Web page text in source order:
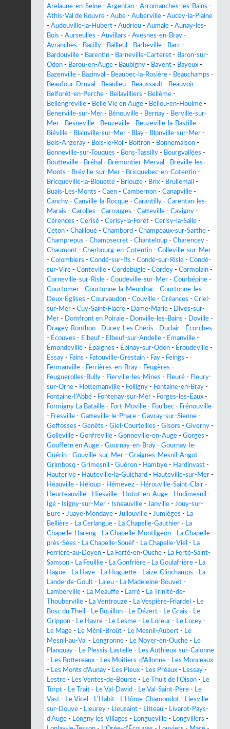
Arelaune-en-Seine - Argentan - Arromanches-les-Bains -
Athis-Val de Rouvre - Aube - Auberville - Aucey-la-Plaine
- Audouville-la-Hubert - Audrieu - Aumale - Aunay-les-
Bois - Aurseulles - Auvillars - Avesnes-en-Bray -
Avranches - Bacilly - Bailleul - Barbeville - Barc -
Bardouville - Barentin - Barneville-Carteret - Baron-sur-
Odon - Barou-en-Auge - Baubigny - Bavent - Bayeux -
Bazenville - Bazinval - Beaubec-la-Rosière - Beauchamps -
Beaufour-Druval - Beaulieu - Beaussault - Beauvoir -
Belforêt-en-Perche - Bellavilliers - Bellême -
Bellengreville - Belle Vie en Auge - Bellou-en-Houlme -
Benerville-sur-Mer - Bénouville - Bernay - Berville-sur-
Mer - Besneville - Beuzeville - Beuzeville-la-Bastille -
Biéville - Blainville-sur-Mer - Blay - Blonville-sur-Mer -
Bois-Anzeray - Bois-le-Roi - Boitron - Bonnemaison -
Bonneville-sur-Touques - Bons-Tassilly - Bourgvallées -
Boutteville - Bréhal - Brémontier-Merval - Bréville-les-
Monts - Bréville-sur-Mer - Bricquebec-en-Cotentin -
Bricqueville-la-Blouette - Briouze - Brix - Brullemail -
Buais-Les-Monts - Caen - Cambernon - Canapville -
Canchy - Canville-la-Rocque - Carantilly - Carentan-les-
Marais - Carolles - Carrouges - Catteville - Cavigny -
Cérences - Cerisé - Cerisy-la-Forêt - Cerisy-la-Salle -
Ceton - Chailloué - Chambord - Champeaux-sur-Sarthe -
Champrepus - Champsecret - Chanteloup - Charencey -
Chaumont - Cherbourg-en-Cotentin - Colleville-sur-Mer
- Colombiers - Condé-sur-Ifs - Condé-sur-Risle - Condé-
sur-Vire - Conteville - Cordebugle - Cordey - Cormolain -
Corneville-sur-Risle - Coudeville-sur-Mer - Courbépine -
Courtomer - Courtonne-la-Meurdrac - Courtonne-les-
Deux-Églises - Courvaudon - Couville - Créances - Criel-
sur-Mer - Cuy-Saint-Fiacre - Dame-Marie -
Dives-sur-
Mer - Domfront en Poiraie - Donville-les-Bains - Doville -
Dragey-Ronthon - Ducey-Les Chéris - Duclair - Écorches
- Écouves - Elbeuf - Elbeuf-sur-Andelle - Émanville -
Émondeville - Épaignes - Épinay-sur-Odon - Éroudeville -
Essay - Fains - Fatouville-Grestain - Fay - Feings -
Fermanville - Ferrières-en-Bray - Feugères -
Feuguerolles-Bully - Fierville-les-Mines - Fleuré - Fleury-
sur-Orne - Flottemanville - Folligny - Fontaine-en-Bray -
Fontaine-l'Abbé - Fontenay-sur-Mer - Forges-les-Eaux -
Formigny La Bataille - Fort-Moville - Foulbec - Frénouville
- Fresville - Gatteville-le-Phare - Gavray-sur-Sienne -
Geffosses - Genêts - Giel-Courteilles - Gisors - Giverny -
Golleville - Gonfreville - Gonneville-en-Auge - Gorges -
Gouffern en Auge - Gournay-en-Bray - Gournay-le-
Guérin - Gouville-sur-Mer - Graignes-Mesnil-Angot -
Grimbosq - Grimesnil - Guéron - Hambye - Hardinvast -
Hauterive - Hauteville-la-Guichard - Hauteville-sur-Mer -
Héauville - Héloup - Hémevez - Hérouville-Saint-Clair -
Heurteauville - Hiesville - Hotot-en-Auge - Hudimesnil -
Igé - Isigny-sur-Mer - Isneauville - Janville - Jouy-sur-
Eure - Juaye-Mondaye - Jullouville - Jumièges - La
Bellière - La Cerlangue - La Chapelle-Gauthier - La
Chapelle-Hareng - La Chapelle-Montligeon - La Chapelle-
près-Sées - La Chapelle-Souëf - La Chapelle-Viel - La
Ferrière-au-Doyen - La Ferté-en-Ouche - La Ferté-Saint-
Samson - La Feuillie - La Gonfrière - La Goulafrière - La
Hague - La Haye - La Hoguette - Laize-Clinchamps - La
Lande-de-Goult - Laleu - La Madeleine-Bouvet -
Lamberville - La Meauffe - Larré - La Trinité-de-
Thouberville - La Ventrouze - La Vespière-Friardel - Le
Bosc du Theil - Le Bouillon - Le Dézert - Le Grais - Le
Grippon - Le Havre - Le Lesme - Le Loreur - Le Lorey -
Le Mage - Le Ménil-Broût - Le Mesnil-Aubert - Le
Mesnil-au-Val - Lengronne - Le Noyer-en-Ouche - Le
Planquay - Le Plessis-Lastelle - Les Authieux-sur-Calonne
- Les Bottereaux - Les Moitiers-d'Allonne - Les Monceaux
- Les Monts d'Aunay - Les Pieux - Les Préaux - Lessay -
Lestre - Les Ventes-de-Bourse - Le Thuit de l'Oison - Le
Torpt - Le Trait - Le Val-David - Le Val-Saint-Père - Le
Vast - Le Vicel - L'Habit - L'Hôme-Chamondot - Liesville-
sur-Douve - Lieurey - Lieusaint - Litteau - Livarot-Pays-
d'Auge - Longny les Villages - Longueville - Longvillers -